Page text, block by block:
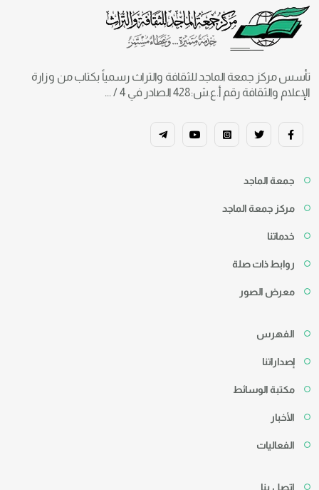
تأسس مركز جمعة الماجد للثقافة والتراث رسمياً بكتاب من وزارة
الإعلام والثقافة رقم أ.ع.ش:428 الصادر في 4 / ...
جمعة الماجد
مركز جمعة الماجد
خدماتنا
روابط ذات صلة
معرض الصور
الفهرس
إصداراتنا
مكتبة الوسائط
الأخبار
الفعاليات
اتصل بنا